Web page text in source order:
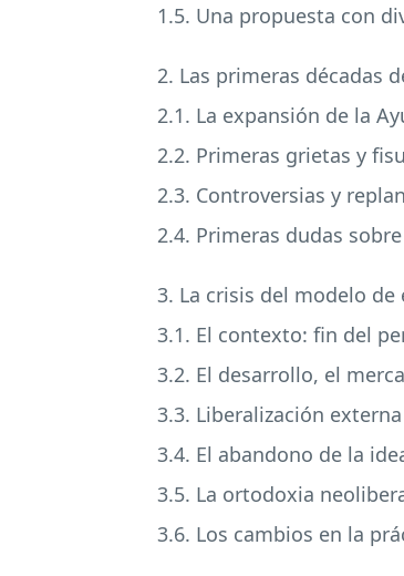
1.5. Una propuesta con
2. Las primeras décadas
2.1. La expansión de la
2.2. Primeras grietas y
2.3. Controversias y
2.4. Primeras dudas
3. La crisis del modelo
3.1. El contexto: fin del
3.2. El desarrollo, el
3.3. Liberalización
3.4. El abandono de la
3.5. La ortodoxia
3.6. Los cambios en la